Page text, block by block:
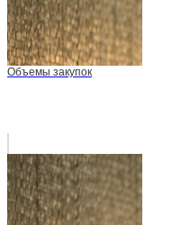
Объемы закупок